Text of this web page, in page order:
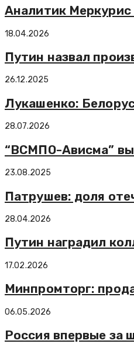
Аналитик Меркурис
18.04.2026
Путин назвал
26.12.2025
Лукашенко:
28.07.2026
“ВСМПО-Ависма”
23.08.2025
Патрушев: доля
28.04.2026
Путин наградил
17.02.2026
Минпромторг:
06.05.2026
Россия впервые за